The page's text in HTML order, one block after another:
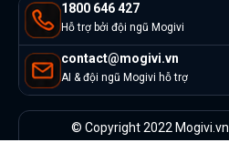
1800 646 427
Hỗ trợ bởi đội ngũ Mogivi
contact@mogivi.vn
AI & đội ngũ Mogivi hỗ trợ
© Copyright 2022